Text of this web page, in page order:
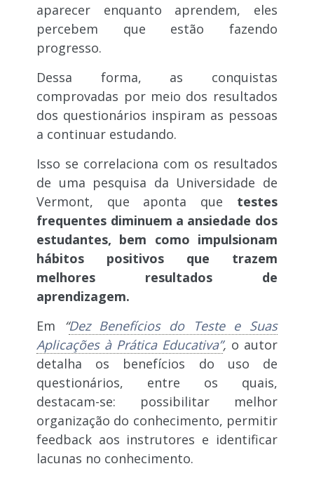
aparecer enquanto aprendem, eles
percebem que estão fazendo
progresso.
Dessa forma, as conquistas
comprovadas por meio dos resultados
dos questionários inspiram as pessoas
a continuar estudando.
Isso se correlaciona com os resultados
de uma pesquisa da Universidade de
Vermont, que aponta que testes
frequentes diminuem a ansiedade dos
estudantes, bem como impulsionam
hábitos positivos que trazem
melhores resultados de
aprendizagem.
Em “Dez Benefícios do Teste e Suas
Aplicações à Prática Educativa”, o autor
detalha os benefícios do uso de
questionários, entre os quais,
destacam-se: possibilitar melhor
organização do conhecimento, permitir
feedback aos instrutores e identificar
lacunas no conhecimento.